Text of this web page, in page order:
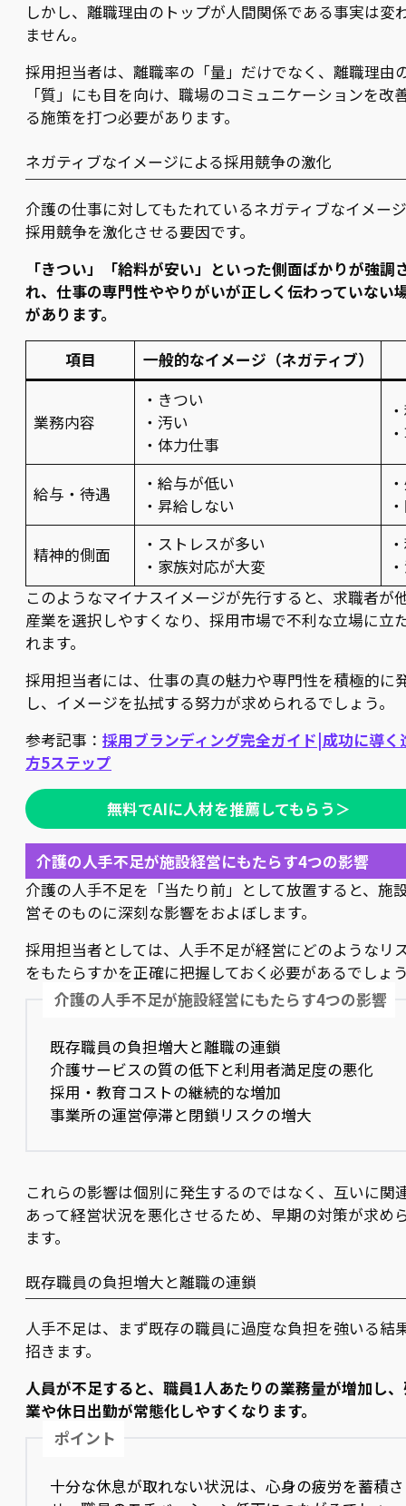
しかし、離職理由のトップが人間関係である事実は変
ません。
採用担当者は、離職率の「量」だけでなく、離職理由
「質」にも目を向け、職場のコミュニケーションを改
る施策を打つ必要があります。
ネガティブなイメージによる採用競争の激化
介護の仕事に対してもたれているネガティブなイメー
採用競争を激化させる要因です。
「きつい」「給料が安い」といった側面ばかりが強調
れ、仕事の専門性ややりがいが正しく伝わっていない
があります。
項目 一般的なイメージ（ネガティブ）
業務内容
・きつい
・汚い
・体力仕事
給与・待遇
・給与が低い
・昇給しない
精神的側面
・ストレスが多い
・家族対応が大変
このようなマイナスイメージが先行すると、求職者が
産業を選択しやすくなり、採用市場で不利な立場に立
れます。
採用担当者には、仕事の真の魅力や専門性を積極的に
し、イメージを払拭する努力が求められるでしょう。
参考記事： 採用ブランディング完全ガイド|成功に導く
方5ステップ
無料でAIに人材を推薦してもらう＞
介護の人手不足が施設経営にもたらす4つの影響
介護の人手不足を「当たり前」として放置すると、施
営そのものに深刻な影響をおよぼします。
採用担当者としては、人手不足が経営にどのようなリ
をもたらすかを正確に把握しておく必要があるでしょ
介護の人手不足が施設経営にもたらす4つの影響
既存職員の負担増大と離職の連鎖
介護サービスの質の低下と利用者満足度の悪化
採用・教育コストの継続的な増加
事業所の運営停滞と閉鎖リスクの増大
これらの影響は個別に発生するのではなく、互いに関
あって経営状況を悪化させるため、早期の対策が求め
ます。
既存職員の負担増大と離職の連鎖
人手不足は、まず既存の職員に過度な負担を強いる結
招きます。
人員が不足すると、職員1人あたりの業務量が増加し
業や休日出勤が常態化しやすくなります。
ポイント
十分な休息が取れない状況は、心身の疲労を蓄積さ